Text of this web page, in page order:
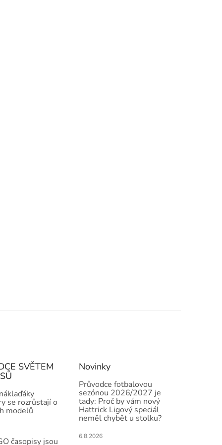
SVĚTEM
se rozrůstají o
modelů
časopisy jsou
Novinky
Průvodce fotbalovou
sezónou 2026/2027 je
tady: Proč by vám nový
Hattrick Ligový speciál
neměl chybět u stolku?
6.8.2026